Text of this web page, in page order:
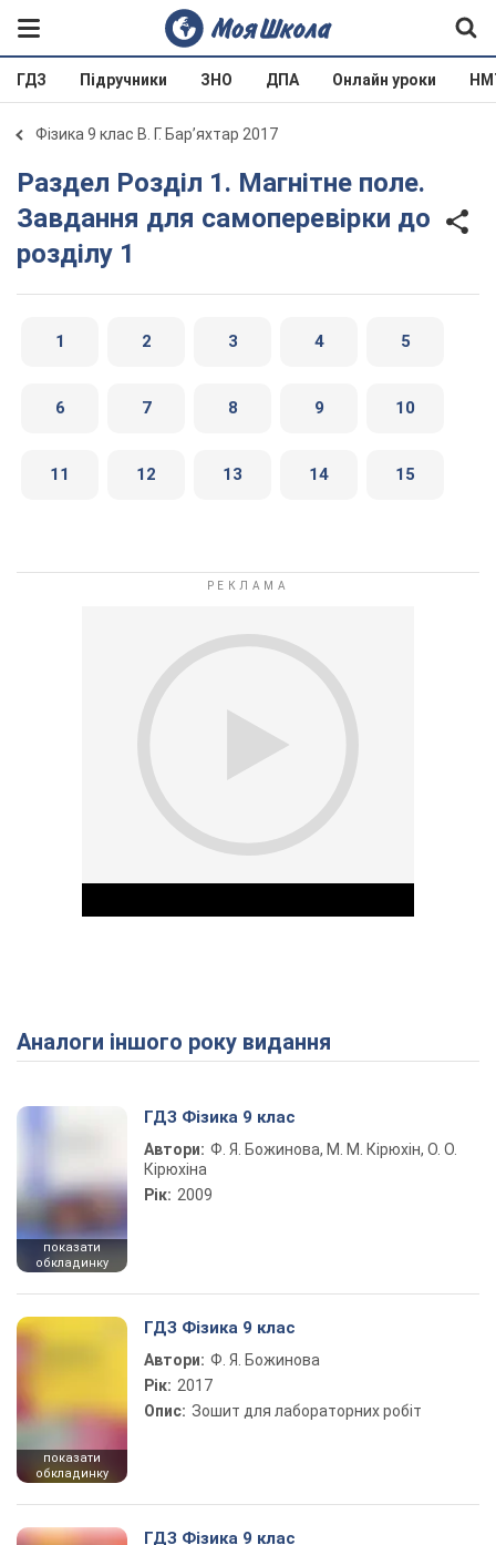
ГДЗ Підручники ЗНО ДПА Онлайн уроки
Фізика 9 клас В. Г. Бар’яхтар 2017
Раздел Розділ 1. Магнітне поле.
Завдання для самоперевірки до
розділу 1
1 2 3 4 5
6 7 8 9 10
11 12 13 14 15
Play Video
Аналоги іншого року видання
показати
обкладинку
ГДЗ Фізика 9 клас
Автори: Ф. Я. Божинова, М. М. Кірюхін, О. О.
Кірюхіна
Рік: 2009
показати
обкладинку
ГДЗ Фізика 9 клас
Автори: Ф. Я. Божинова
Рік: 2017
Опис:
Зошит для лабораторних робіт
ГДЗ Фізика 9 клас